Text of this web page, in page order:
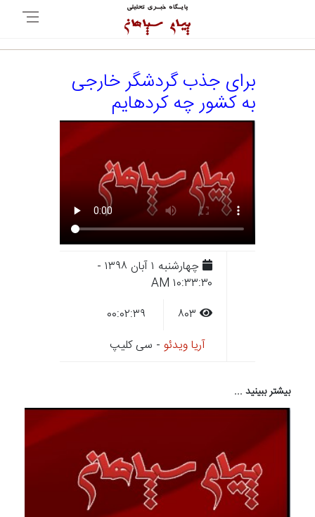
برای جذب گردشگر خارجی
به کشور چه کردهایم
چهارشنبه ۱ آبان ۱۳۹۸ -
۱۰:۳۳:۳۰ AM
آریا ویدئو - سی کلیپ
بیشتر ببینید ...